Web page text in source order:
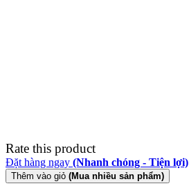
Rate this product
Đặt hàng ngay (Nhanh chóng - Tiện lợi)
Thêm vào giỏ (Mua nhiều sản phẩm)